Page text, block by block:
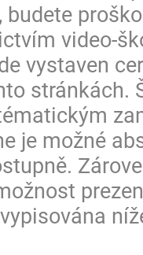
budete
video-
vystaven
stránkách.
je možné